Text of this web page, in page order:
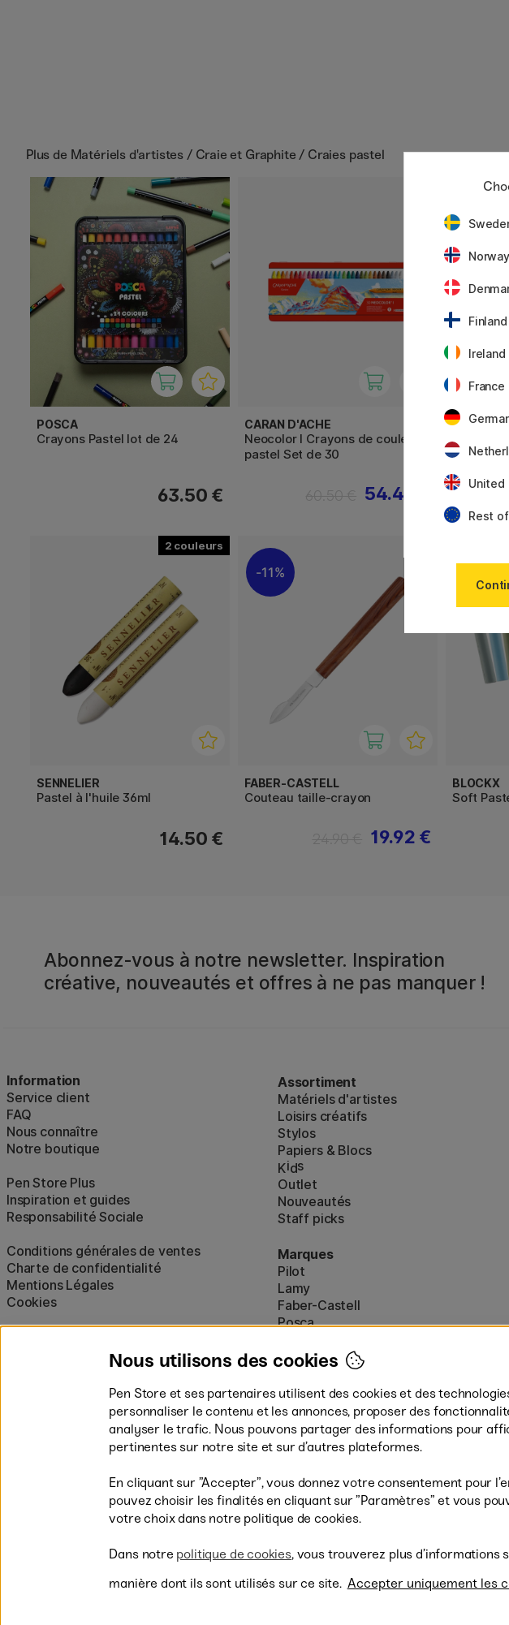
Plus de Matériels d'artistes / Craie et Graphite / Craies pastel
POSCA
Crayons Pastel lot de 24
63.50 €
CARAN D'ACHE
Neocolor I Crayons de couleur
pastel Set de 30
54.45 €
PENTEL
Pastel à
de 6
2
SENNELIER
Pastel à l'huile 36ml
14.50 €
11%
FABER-CASTELL
Couteau taille-crayon
19.92 €
BLOCKX
Soft
Abonnez-vous à notre newsletter. Inspiration
créative, nouveautés et offres à ne pas manquer !
Information
Service client
FAQ
Nous connaître
Notre boutique
Pen Store Plus
Inspiration et guides
Responsabilité Sociale
Conditions générales de ventes
Charte de confidentialité
Mentions Légales
Cookies
Assortiment
Matériels d'artistes
Loisirs créatifs
Stylos
Papiers & Blocs
Kids
Outlet
Nouveautés
Staff picks
Marques
Pilot
Lamy
Faber-Castell
Posca
Afficher toutes (160)
Les modes de paiement
Finland
Ireland
France
United
Rest of
Nous utilisons des cookies
Pen Store et ses partenaires utilisent des cookies et des
personnaliser le contenu et les annonces, proposer des
analyser le trafic. Nous pouvons partager des informations pour
pertinentes sur notre site et sur d’autres plateformes.
En cliquant sur ”Accepter”, vous donnez votre consentement pour
pouvez choisir les finalités en cliquant sur ”Paramètres” et vous
votre choix dans notre politique de cookies.
Dans notre politique de cookies, vous trouverez plus d’informations
manière dont ils sont utilisés sur ce site. Accepter uniquement les